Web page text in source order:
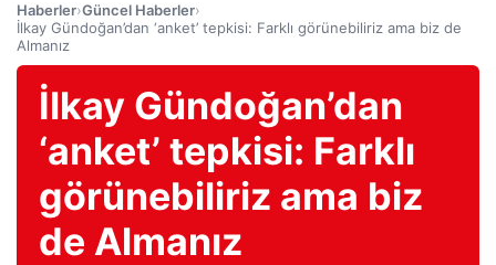
Haberler›Güncel Haberler›
İlkay Gündoğan’dan ‘anket’ tepkisi: Farklı görünebiliriz ama biz de
Almanız
İlkay Gündoğan’dan
‘anket’ tepkisi: Farklı
görünebiliriz ama biz
de Almanız